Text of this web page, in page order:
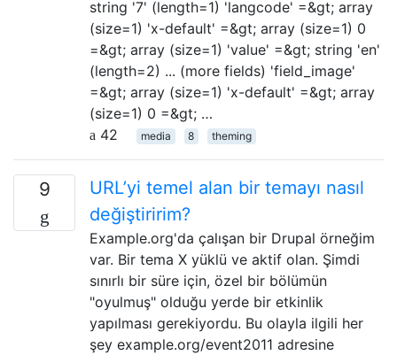
string '7' (length=1) 'langcode' =&gt; array
(size=1) 'x-default' =&gt; array (size=1) 0
=&gt; array (size=1) 'value' =&gt; string 'en'
(length=2) ... (more fields) 'field_image'
=&gt; array (size=1) 'x-default' =&gt; array
(size=1) 0 =&gt; …
42
media 8 theming
9
URL’yi temel alan bir temayı nasıl
değiştiririm?
Example.org'da çalışan bir Drupal örneğim
var. Bir tema X yüklü ve aktif olan. Şimdi
sınırlı bir süre için, özel bir bölümün
"oyulmuş" olduğu yerde bir etkinlik
yapılması gerekiyordu. Bu olayla ilgili her
şey example.org/event2011 adresine